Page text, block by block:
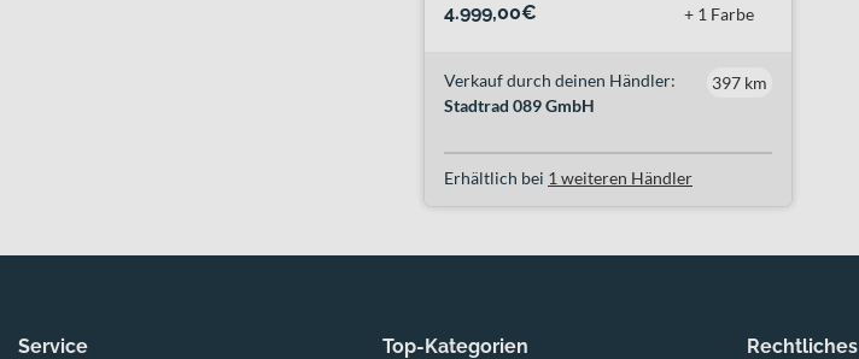
4.999,00€ + 1 Farbe
Verkauf durch deinen Händler:
Stadtrad 089 GmbH
397 km
Erhältlich bei 1 weiteren Händler
Service Top-Kategorien Rechtliches